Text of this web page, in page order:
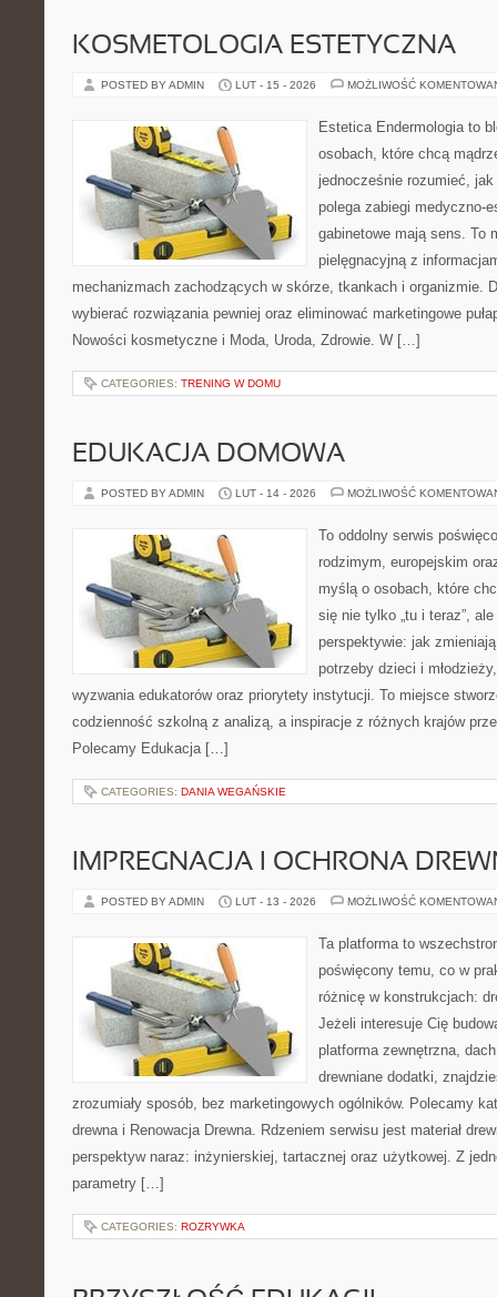
KOSMETOLOGIA ESTETYCZNA
POSTED BY ADMIN LUT - 15 - 2026 MOŻLIWOŚĆ
Estetica Endermologia to
osobach, które chcą
jednocześnie rozumieć,
polega zabiegi medyczno-
gabinetowe mają sens. To
pielęgnacyjną z
mechanizmach zachodzących w skórze, tkankach i organizmie.
wybierać rozwiązania pewniej oraz eliminować marketingowe
Nowości kosmetyczne i Moda, Uroda, Zdrowie. W […]
CATEGORIES: TRENING W DOMU
EDUKACJA DOMOWA
POSTED BY ADMIN LUT - 14 - 2026 MOŻLIWOŚĆ
To oddolny serwis
rodzimym, europejskim
myślą o osobach, które
się nie tylko „tu i teraz”,
perspektywie: jak
potrzeby dzieci i
wyzwania edukatorów oraz priorytety instytucji. To miejsce
codzienność szkolną z analizą, a inspiracje z różnych krajów
Polecamy Edukacja […]
CATEGORIES: DANIA WEGAŃSKIE
IMPREGNACJA I OCHRONA
POSTED BY ADMIN LUT - 13 - 2026 MOŻLIWOŚĆ
Ta platforma to
poświęcony temu, co w
różnicę w konstrukcjach:
Jeżeli interesuje Cię
platforma zewnętrzna,
drewniane dodatki,
zrozumiały sposób, bez marketingowych ogólników. Polecamy
drewna i Renowacja Drewna. Rdzeniem serwisu jest materiał
perspektyw naraz: inżynierskiej, tartacznej oraz użytkowej. Z
parametry […]
CATEGORIES: ROZRYWKA